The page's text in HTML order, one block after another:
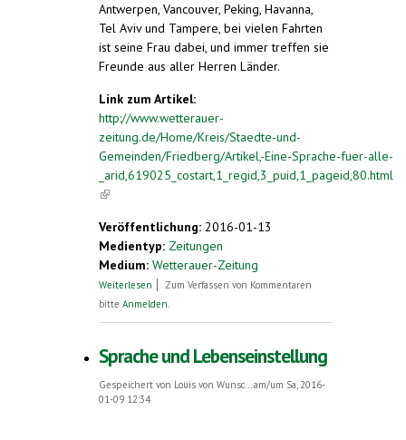
Antwerpen, Vancouver, Peking, Havanna,
Tel Aviv und Tampere, bei vielen Fahrten
ist seine Frau dabei, und immer treffen sie
Freunde aus aller Herren Länder.
Link zum Artikel:
http://www.wetterauer-
zeitung.de/Home/Kreis/Staedte-und-
Gemeinden/Friedberg/Artikel,-Eine-Sprache-fuer-alle-
_arid,619025_costart,1_regid,3_puid,1_pageid,80.html
(link is external)
Veröffentlichung: 2016-01-13
Medientyp: Zeitungen
Medium: Wetterauer-Zeitung
Weiterlesen über Eine Sprache für alle
Zum Verfassen von Kommentaren
bitte Anmelden.
Sprache und Lebenseinstellung
Gespeichert von Louis von Wunsc...am/um Sa, 2016-
01-09 12:34